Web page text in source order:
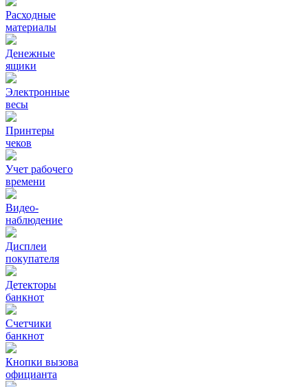
Расходные
материалы
Денежные
ящики
Электронные
весы
Принтеры
чеков
Учет рабочего
времени
Видео‑
наблюдение
Дисплеи
покупателя
Детекторы
банкнот
Счетчики
банкнот
Кнопки вызова
официанта